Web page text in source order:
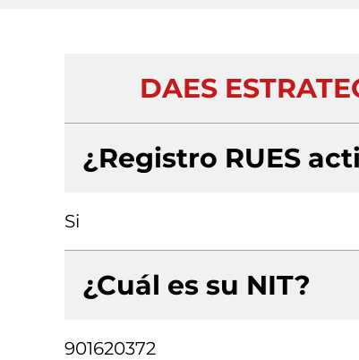
DAES
¿Registro RUES
Si
¿Cuál es su NIT?
901620372